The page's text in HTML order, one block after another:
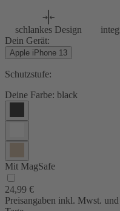
schlankes Design
Dein Gerät:
Apple iPhone 13
Schutzstufe:
Deine Farbe: black
Mit MagSafe
24,99 €
Preisangaben inkl. Mwst.